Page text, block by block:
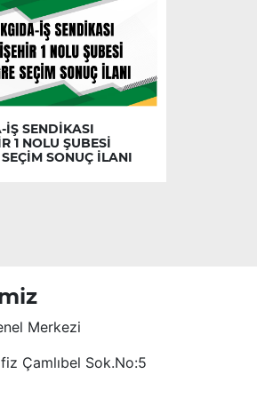
İŞ SENDİKASI
1 NOLU ŞUBESİ
SONUÇ İLANI
Merkezi
Çamlıbel Sok.No:5